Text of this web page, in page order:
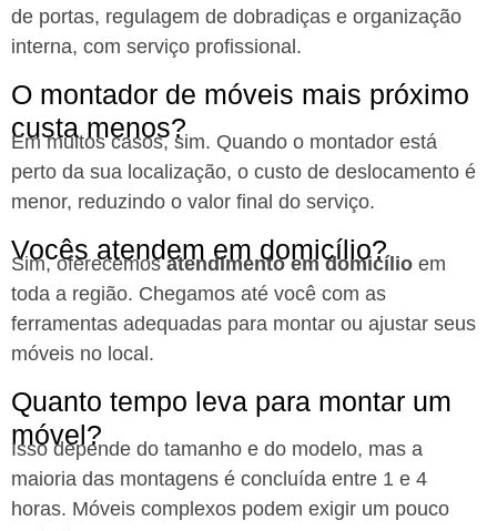
de portas, regulagem de dobradiças e organização
interna, com serviço profissional.
O montador de móveis mais próximo
custa menos?
Em muitos casos, sim. Quando o montador está
perto da sua localização, o custo de deslocamento é
menor, reduzindo o valor final do serviço.
Vocês atendem em domicílio?
Sim, oferecemosatendimento em domicílio em
toda a região. Chegamos até você com as
ferramentas adequadas para montar ou ajustar seus
móveis no local.
Quanto tempo leva para montar um
móvel?
Isso depende do tamanho e do modelo, mas a
maioria das montagens é concluída entre 1 e 4
horas. Móveis complexos podem exigir um pouco